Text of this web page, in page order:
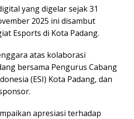
yang digelar sejak 31
2025 ini disambut
Esports di Kota Padang.
atas kolaborasi
bersama Pengurus Cabang
(ESI) Kota Padang, dan
apresiasi terhadap